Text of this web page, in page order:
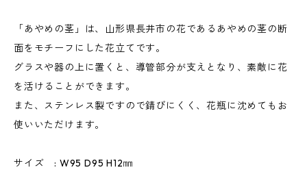
「あやめの茎」は、山形県長井市の花であるあやめの茎の断
面をモチーフにした花立てです。
グラスや器の上に置くと、導管部分が支えとなり、素敵に花
を活けることができます。
また、ステンレス製ですので錆びにくく、花瓶に沈めてもお
使いいただけます。
サイズ : W95 D95 H12㎜